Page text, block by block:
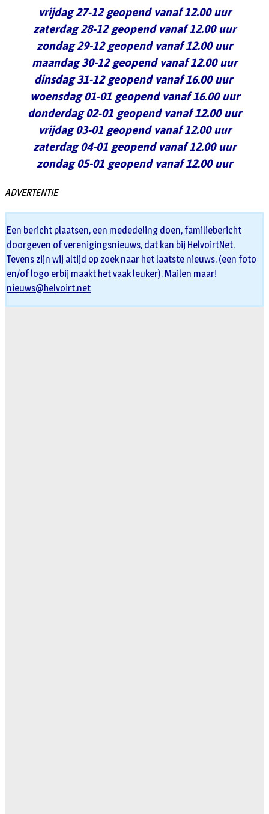
vrijdag 27-12 geopend vanaf 12.00 uur
zaterdag 28-12 geopend vanaf 12.00 uur
zondag 29-12 geopend vanaf 12.00 uur
maandag 30-12 geopend vanaf 12.00 uur
dinsdag 31-12 geopend vanaf 16.00 uur
woensdag 01-01 geopend vanaf 16.00 uur
donderdag 02-01 geopend vanaf 12.00 uur
vrijdag 03-01 geopend vanaf 12.00 uur
zaterdag 04-01 geopend vanaf 12.00 uur
zondag 05-01 geopend vanaf 12.00 uur
ADVERTENTIE
Een bericht plaatsen, een mededeling doen, familiebericht
doorgeven of verenigingsnieuws, dat kan bij HelvoirtNet.
Tevens zijn wij altijd op zoek naar het laatste nieuws. (een foto
en/of logo erbij maakt het vaak leuker). Mailen maar!
nieuws@helvoirt.net